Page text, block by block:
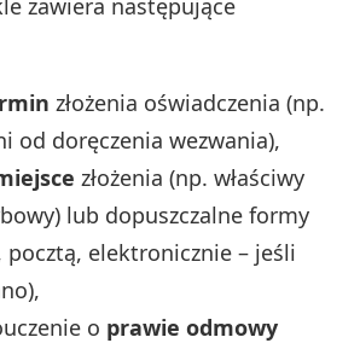
złożenia oświadczenia (np.
od doręczenia wezwania),
złożenia (np. właściwy
lub dopuszczalne formy
pocztą, elektronicznie – jeśli
o prawie odmowy